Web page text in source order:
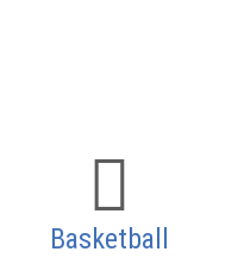
Basketball